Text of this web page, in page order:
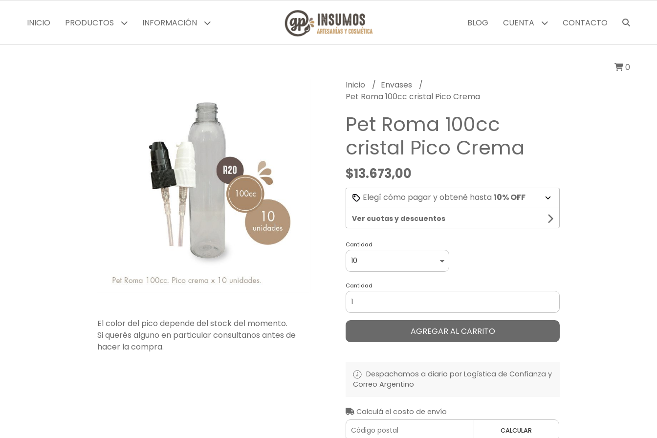
INICIO PRODUCTOS INFORMACIÓN BLOG CUENTA CONTACTO
0
El color del pico depende del stock del momento.
Si querés alguno en particular consultanos antes de
hacer la compra.
Inicio
Envases
Pet Roma 100cc cristal Pico Crema
Pet Roma 100cc
cristal Pico Crema
$13.673,00
Elegí cómo pagar y obtené hasta 10% OFF
Ver cuotas y descuentos
Cantidad
Cantidad
AGREGAR AL CARRITO
Despachamos a diario por Logística de Confianza y
Correo Argentino
Calculá el costo de envío
CALCULAR